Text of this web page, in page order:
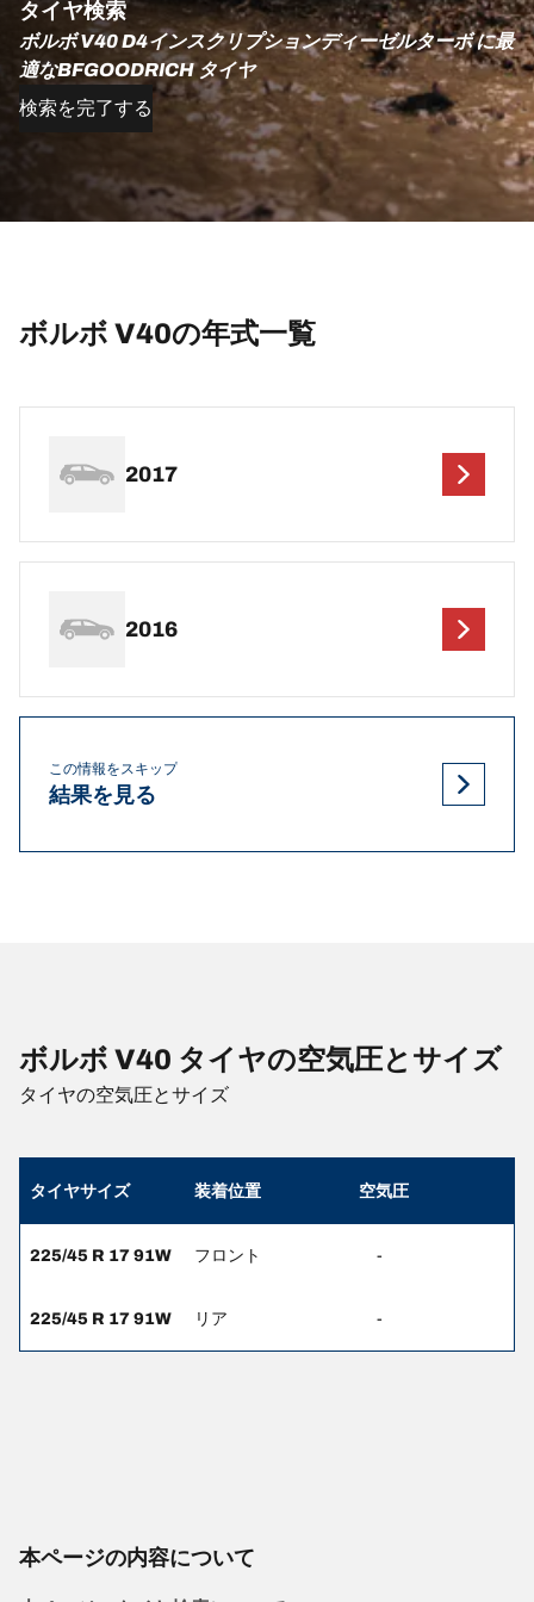
タイヤ検索
ボルボ V40 D4インスクリプションディーゼルターボ に最
適なBFGOODRICH タイヤ
検索を完了する
ボルボ V40の年式一覧
2017
2016
この情報をスキップ
結果を見る
ボルボ V40 タイヤの空気圧とサイズ
タイヤの空気圧とサイズ
タイヤサイズ 装着位置 空気圧
225/45 R 17 91W フロント -
225/45 R 17 91W リア -
本ページの内容について